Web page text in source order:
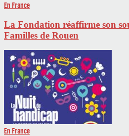
En France
La Fondation réaffirme son
Familles de Rouen
En France